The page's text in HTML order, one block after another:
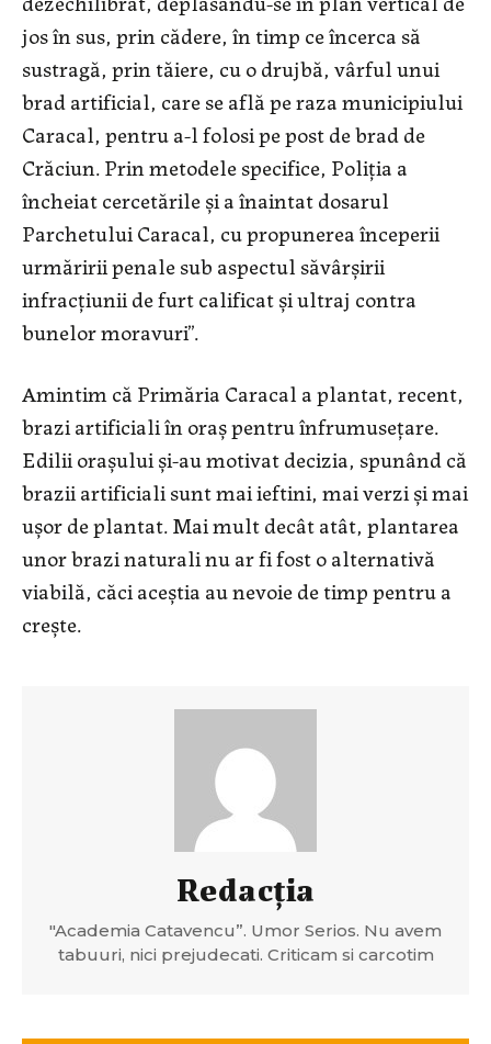
jos în sus, prin cădere, în timp ce încerca să
sustragă, prin tăiere, cu o drujbă, vârful unui
brad artificial, care se află pe raza municipiului
Caracal, pentru a-l folosi pe post de brad de
Crăciun. Prin metodele specifice, Poliţia a
încheiat cercetările şi a înaintat dosarul
Parchetului Caracal, cu propunerea începerii
urmăririi penale sub aspectul săvârşirii
infracţiunii de furt calificat şi ultraj contra
bunelor moravuri”.
Amintim că Primăria Caracal a plantat, recent,
brazi artificiali în oraş pentru înfrumuseţare.
Edilii oraşului şi-au motivat decizia, spunând că
brazii artificiali sunt mai ieftini, mai verzi şi mai
uşor de plantat. Mai mult decât atât, plantarea
unor brazi naturali nu ar fi fost o alternativă
viabilă, căci aceştia au nevoie de timp pentru a
creşte.
Redacția
"Academia Catavencu”. Umor Serios. Nu avem
tabuuri, nici prejudecati. Criticam si carcotim